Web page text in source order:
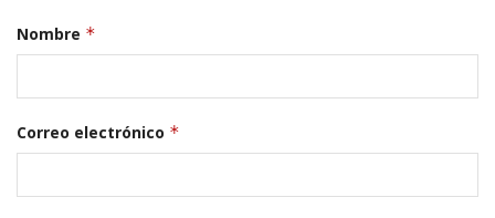
Nombre *
Correo electrónico *